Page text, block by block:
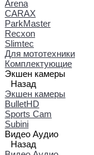
Arena
CARAX
ParkMaster
Recxon
Slimtec
Для мототехники
Комплектующие
Экшен камеры
Назад
Экшен камеры
BulletHD
Sports Cam
Subini
Видео Аудио
Назад